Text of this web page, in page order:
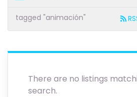
tagged "animación"
There are no listings
search.